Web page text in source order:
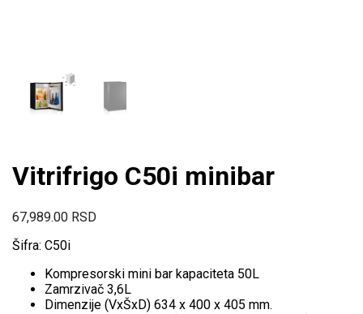
Vitrifrigo C50i minibar
67,989.00 RSD
Šifra: C50i
Kompresorski mini bar kapaciteta 50L
Zamrzivač 3,6L
Dimenzije (VxŠxD) 634 x 400 x 405 mm.